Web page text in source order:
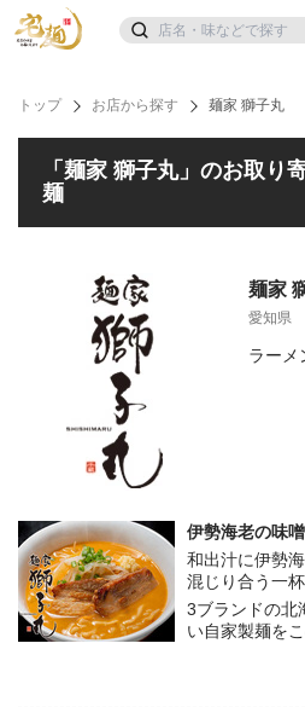
トップ お店から探す 麺家 獅子丸
「麺家 獅子丸」のお取り
麺
麺家
愛知県
ラーメ
伊勢海老の味
東海版』×『名
商品)
和出汁に伊勢
混じり合う一
ニューがバー
3ブランドの北
い自家製麺を
がじわーっと
る絶妙な調和